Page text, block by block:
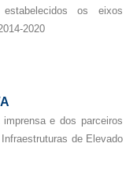
os eixos
2020
e dos parceiros
de Elevado